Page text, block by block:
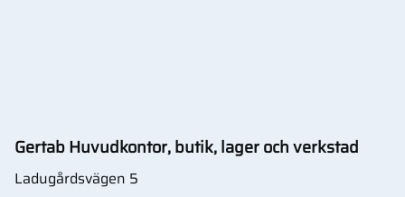
Gertab Huvudkontor, butik, lager och verkstad
Ladugårdsvägen 5